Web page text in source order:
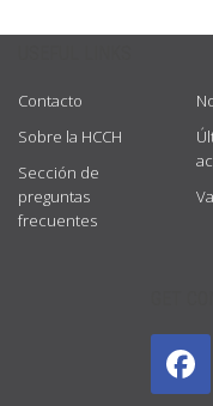
Contacto
Sobre la HCCH
Sección de
preguntas
frecuentes